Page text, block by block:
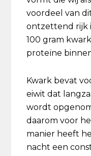
voordeel van
ontzettend rijk
100 gram
proteïne
Kwark bevat
eiwit dat
wordt
daarom voor
manier heeft
nacht een